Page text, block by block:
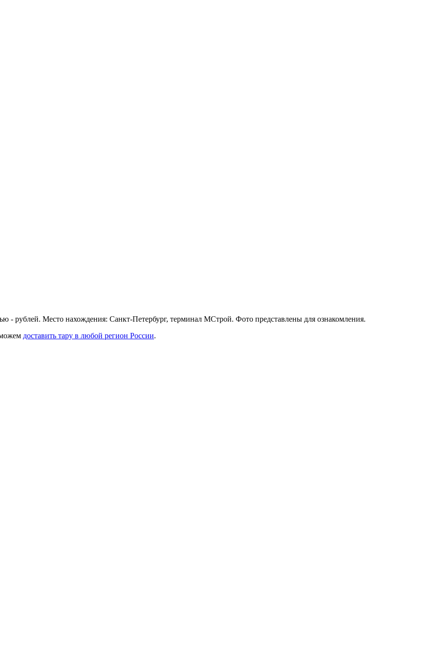
- рублей. Место нахождения: Санкт-Петербург, терминал МСтрой. Фото представлены для ознакомления.
доставить тару в любой регион России.